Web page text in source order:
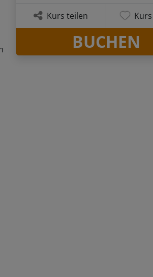
Kurs teilen
BUCHEN